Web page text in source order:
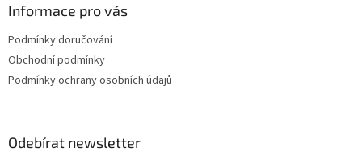
Informace pro vás
Podmínky doručování
Obchodní podmínky
Podmínky ochrany osobních údajů
Odebírat newsletter